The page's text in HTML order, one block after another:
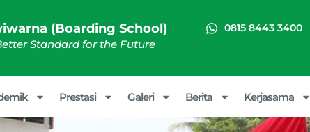
(Boarding School)
Standard for the Future
0815 8443 3400
Prestasi Galeri Berita Kerjasama